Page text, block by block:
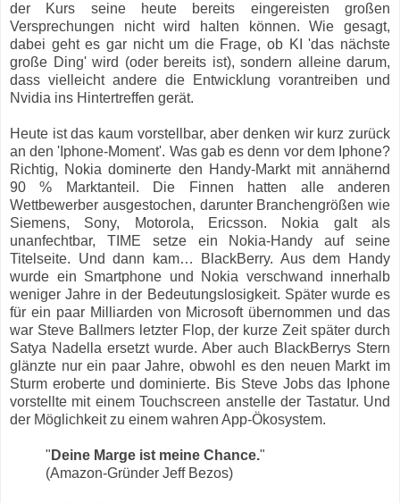
der Kurs seine heute bereits eingereisten großen
Versprechungen nicht wird halten können. Wie gesagt,
dabei geht es gar nicht um die Frage, ob KI 'das nächste
große Ding' wird (oder bereits ist), sondern alleine darum,
dass vielleicht andere die Entwicklung vorantreiben und
Nvidia ins Hintertreffen gerät.
Heute ist das kaum vorstellbar, aber denken wir kurz zurück
an den 'Iphone-Moment'. Was gab es denn vor dem Iphone?
Richtig, Nokia dominerte den Handy-Markt mit annähernd
90 % Marktanteil. Die Finnen hatten alle anderen
Wettbewerber ausgestochen, darunter Branchengrößen wie
Siemens, Sony, Motorola, Ericsson. Nokia galt als
unanfechtbar, TIME setze ein Nokia-Handy auf seine
Titelseite. Und dann kam… BlackBerry. Aus dem Handy
wurde ein Smartphone und Nokia verschwand innerhalb
weniger Jahre in der Bedeutungslosigkeit. Später wurde es
für ein paar Milliarden von Microsoft übernommen und das
war Steve Ballmers letzter Flop, der kurze Zeit später durch
Satya Nadella ersetzt wurde. Aber auch BlackBerrys Stern
glänzte nur ein paar Jahre, obwohl es den neuen Markt im
Sturm eroberte und dominierte. Bis Steve Jobs das Iphone
vorstellte mit einem Touchscreen anstelle der Tastatur. Und
der Möglichkeit zu einem wahren App-Ökosystem.
" Deine Marge ist meine Chance."
(Amazon-Gründer Jeff Bezos)